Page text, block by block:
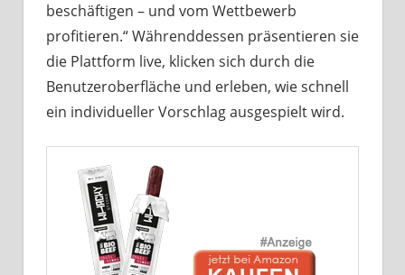
beschäftigen – und vom Wettbewerb
profitieren.“ Währenddessen präsentieren sie
die Plattform live, klicken sich durch die
Benutzeroberfläche und erleben, wie schnell
ein individueller Vorschlag ausgespielt wird.